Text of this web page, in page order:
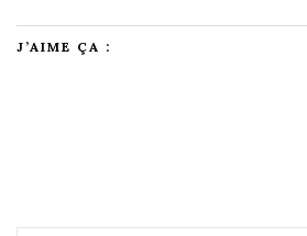
J’AIME ÇA :